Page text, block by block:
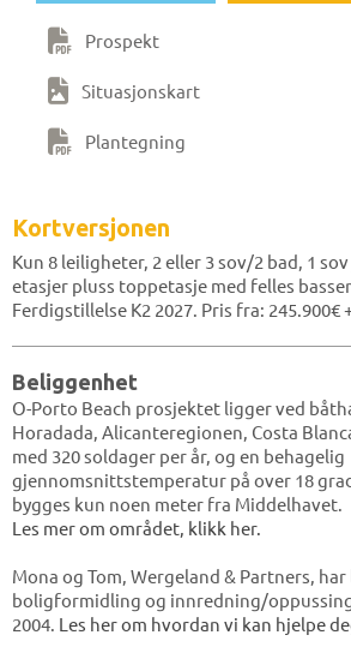
Prospekt
Situasjonskart
Plantegning
Kortversjonen
Kun 8 leiligheter, 2 eller 3 sov/2 bad, 1
etasjer pluss toppetasje med felles
Ferdigstillelse K2 2027. Pris fra: 245.900€
Beliggenhet
O-Porto Beach prosjektet ligger ved
Horadada, Alicanteregionen, Costa
med 320 soldager per år, og en behagelig
gjennomsnittstemperatur på over 18
bygges kun noen meter fra Middelhavet.
Les mer om området, klikk her.
Mona og Tom, Wergeland & Partners,
boligformidling og innredning/
2004. Les her om hvordan vi kan hjelpe